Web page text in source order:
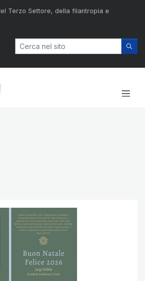
Terzo Settore, della filantropia e